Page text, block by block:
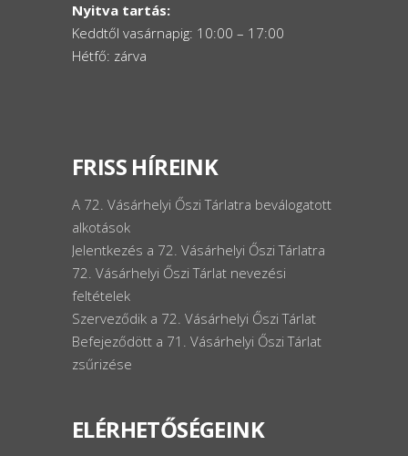
Nyitva tartás:
Keddtől vasárnapig: 10:00 – 17:00
Hétfő: zárva
FRISS HÍREINK
A 72. Vásárhelyi Őszi Tárlatra beválogatott
alkotások
Jelentkezés a 72. Vásárhelyi Őszi Tárlatra
72. Vásárhelyi Őszi Tárlat nevezési
feltételek
Szerveződik a 72. Vásárhelyi Őszi Tárlat
Befejeződött a 71. Vásárhelyi Őszi Tárlat
zsűrizése
ELÉRHETŐSÉGEINK